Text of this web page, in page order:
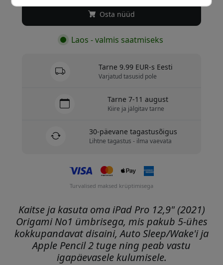
Osta nüüd
Laos - valmis saatmiseks
Tarne 9.99 EUR-s Eesti
Varjatud tasusid pole
Tarne 7-11 august
Kiire ja jälgitav tarne
30-päevane tagastusõigus
Lihtne tagastus - ilma vaevata
Turvalised maksed krüptimisega
Kaitse ja kasuta oma iPad Pro 12,9" (2021)
Origami No1 ümbrisega, mis pakub 5-ühes
kokkupandavat disaini, Auto Sleep/Wake'i ja
Apple Pencil 2 tuge ning peab vastu
igapäevasele kulumisele.